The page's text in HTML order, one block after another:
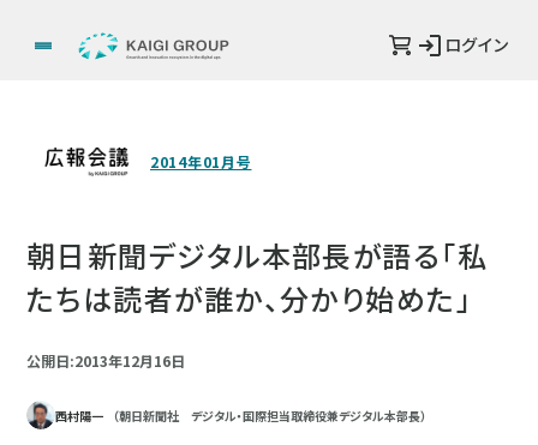
ログイン
2014年01月号
朝日新聞デジタル本部長が語る「私
たちは読者が誰か、分かり始めた」
公開日:2013年12月16日
西村陽一 （朝日新聞社 デジタル・国際担当取締役兼デジタル本部長）